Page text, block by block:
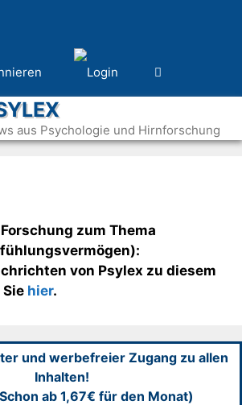
aus Psychologie und Hirnforschung
zum Thema
von Psylex zu diesem
hier.
und werbefreier Zugang zu allen
Inhalten!
ab 1,67€ für den Monat)